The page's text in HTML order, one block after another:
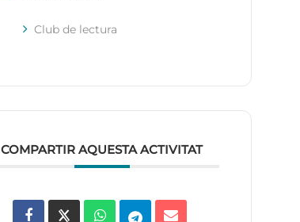
Club de lectura
COMPARTIR AQUESTA ACTIVITAT